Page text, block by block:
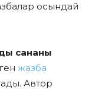
осындай
сананы
жазба
Автор